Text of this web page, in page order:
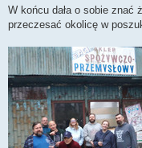
W końcu dała o sobie znać
przeczesać okolicę w